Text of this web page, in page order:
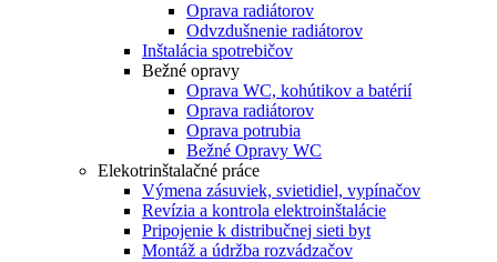
Oprava radiátorov
Odvzdušnenie radiátorov
Inštalácia spotrebičov
Bežné opravy
Oprava WC, kohútikov a batérií
Oprava radiátorov
Oprava potrubia
Bežné Opravy WC
Elekotrinštalačné práce
Výmena zásuviek, svietidiel, vypínačov
Revízia a kontrola elektroinštalácie
Pripojenie k distribučnej sieti byt
Montáž a údržba rozvádzačov